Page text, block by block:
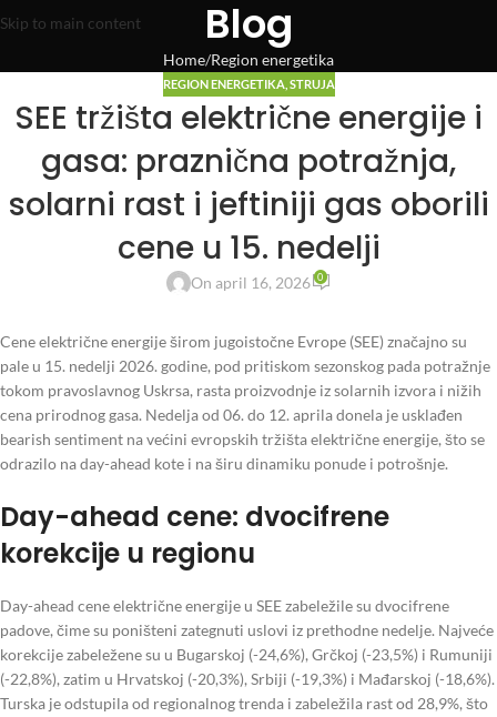
Skip to main content Blog
Home Region energetika
REGION ENERGETIKA, STRUJA
SEE tržišta električne energije i
gasa: praznična potražnja,
solarni rast i jeftiniji gas oborili
cene u 15. nedelji
On april 16, 2026 0
Cene električne energije širom jugoistočne Evrope (SEE) značajno su
pale u 15. nedelji 2026. godine, pod pritiskom sezonskog pada potražnje
tokom pravoslavnog Uskrsa, rasta proizvodnje iz solarnih izvora i nižih
cena prirodnog gasa. Nedelja od 06. do 12. aprila donela je usklađen
bearish sentiment na većini evropskih tržišta električne energije, što se
odrazilo na day-ahead kote i na širu dinamiku ponude i potrošnje.
Day-ahead cene: dvocifrene
korekcije u regionu
Day-ahead cene električne energije u SEE zabeležile su dvocifrene
padove, čime su poništeni zategnuti uslovi iz prethodne nedelje. Najveće
korekcije zabeležene su u Bugarskoj (-24,6%), Grčkoj (-23,5%) i Rumuniji
(-22,8%), zatim u Hrvatskoj (-20,3%), Srbiji (-19,3%) i Mađarskoj (-18,6%).
Turska je odstupila od regionalnog trenda i zabeležila rast od 28,9%, što